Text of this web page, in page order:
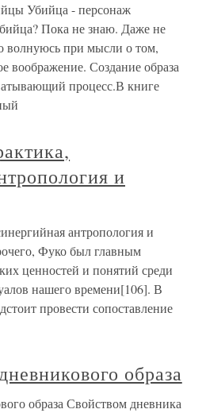
Убийца - персонаж
Пока не знаю. Даже не
волнуюсь при мысли о том,
воображение. Создание образа
процесс.В книге
и
антропология и
Фуко был главным
ценностей и понятий среди
нашего времени[106]. В
провести сопоставление
образа
образа Свойством дневника